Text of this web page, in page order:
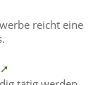
reicht eine